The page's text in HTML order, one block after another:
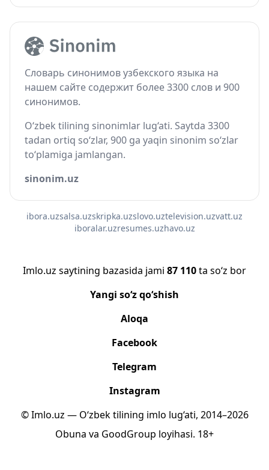
Словарь синонимов узбекского языка на
нашем сайте содержит более 3300 слов и 900
синонимов.
O‘zbek tilining sinonimlar lug‘ati. Saytda 3300
tadan ortiq so‘zlar, 900 ga yaqin sinonim so‘zlar
to‘plamiga jamlangan.
sinonim.uz
ibora.uzsalsa.uzskripka.uzslovo.uztelevision.uzvatt.uz
iboralar.uzresumes.uzhavo.uz
Imlo.uz saytining bazasida jami 87 110ta so‘z bor
Yangi so‘z qo‘shish
Aloqa
Facebook
Telegram
Instagram
© Imlo.uz — O‘zbek tilining imlo lug‘ati, 2014–2026
Obuna va GoodGroup loyihasi. 18+